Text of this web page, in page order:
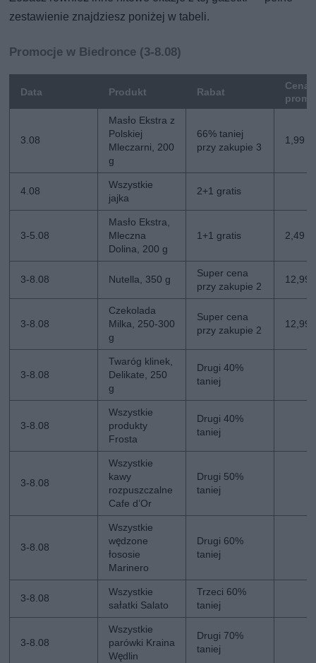
zestawienie znajdziesz poniżej w tabeli.
Promocje w Biedronce (3-8.08)
Data Produkt Rabat
Cena
3.08
Masło Ekstra z
Polskiej
Mleczarni, 200
g
66% taniej
przy zakupie 3
1,99
4.08
Wszystkie
jajka
2+1 gratis
3-5.08
Masło Ekstra,
Mleczna
Dolina, 200 g
1+1 gratis 2,49
3-8.08 Nutella, 350 g
Super cena
przy zakupie 2
12,99
3-8.08
Czekolada
Milka, 250-300
g
Super cena
przy zakupie 2
12,99
3-8.08
Twaróg klinek,
Delikate, 250
g
Drugi 40%
taniej
3-8.08
Wszystkie
produkty
Frosta
Drugi 40%
taniej
3-8.08
Wszystkie
kawy
rozpuszczalne
Cafe d’Or
Drugi 50%
taniej
3-8.08
Wszystkie
wędzone
łososie
Marinero
Drugi 60%
taniej
3-8.08
Wszystkie
sałatki Salato
Trzeci 60%
taniej
3-8.08
Wszystkie
parówki Kraina
Wędlin
Drugi 70%
taniej